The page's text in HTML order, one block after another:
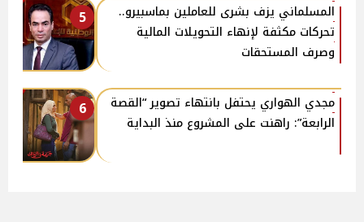
5
المسلماني يزف بشرى للعاملين بماسبيرو..
تحركات مكثفة لإنهاء التحويلات المالية
وصرف المستحقات
6
مجدي الهواري يحتفل بانتهاء تصوير “القصة
الرابعة”: راهنت على المشروع منذ البداية